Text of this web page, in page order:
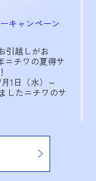
キャンペーン
越しがお
チワの夏得サ
（水）～
したニチワのサ
することとな